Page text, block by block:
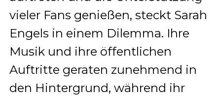
vieler Fans genießen, steckt Sarah
Engels in einem Dilemma. Ihre
Musik und ihre öffentlichen
Auftritte geraten zunehmend in
den Hintergrund, während ihr